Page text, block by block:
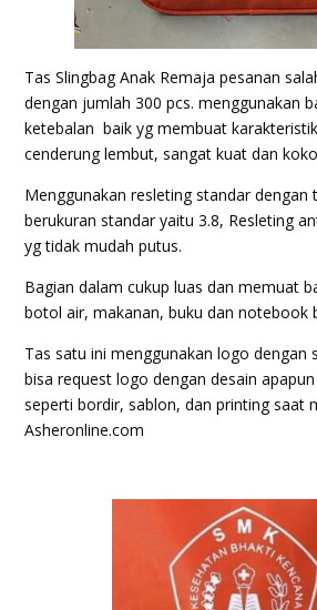
Tas Slingbag Anak Remaja pesanan
dengan jumlah 300 pcs. menggunakan
ketebalan baik yg membuat
cenderung lembut, sangat kuat dan
Menggunakan resleting standar dengan
berukuran standar yaitu 3.8, Resleting
yg tidak mudah putus.
Bagian dalam cukup luas dan memuat
botol air, makanan, buku dan notebook
Tas satu ini menggunakan logo dengan
bisa request logo dengan desain
seperti bordir, sablon, dan printing saat
Asheronline.com